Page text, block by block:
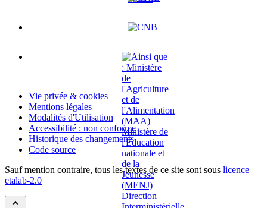
Vie privée & cookies
Mentions légales
Modalités d'Utilisation
Accessibilité : non conforme
Historique des changements
Code source
Sauf mention contraire, tous les textes de ce site sont sous licence
etalab-2.0